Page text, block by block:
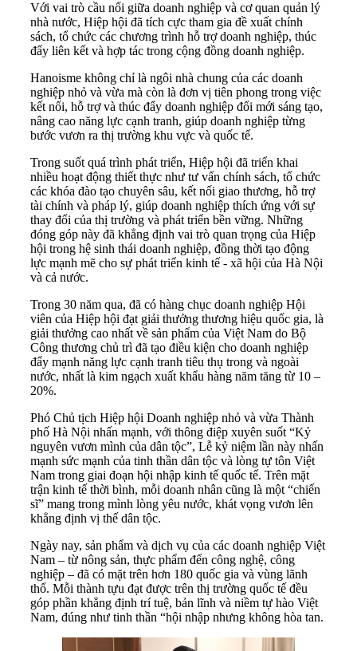
Với vai trò cầu nối giữa doanh nghiệp và cơ quan quản lý
nhà nước, Hiệp hội đã tích cực tham gia đề xuất chính
sách, tổ chức các chương trình hỗ trợ doanh nghiệp, thúc
đẩy liên kết và hợp tác trong cộng đồng doanh nghiệp.
Hanoisme không chỉ là ngôi nhà chung của các doanh
nghiệp nhỏ và vừa mà còn là đơn vị tiên phong trong việc
kết nối, hỗ trợ và thúc đẩy doanh nghiệp đổi mới sáng tạo,
nâng cao năng lực cạnh tranh, giúp doanh nghiệp từng
bước vươn ra thị trường khu vực và quốc tế.
Trong suốt quá trình phát triển, Hiệp hội đã triển khai
nhiều hoạt động thiết thực như tư vấn chính sách, tổ chức
các khóa đào tạo chuyên sâu, kết nối giao thương, hỗ trợ
tài chính và pháp lý, giúp doanh nghiệp thích ứng với sự
thay đổi của thị trường và phát triển bền vững. Những
đóng góp này đã khẳng định vai trò quan trọng của Hiệp
hội trong hệ sinh thái doanh nghiệp, đồng thời tạo động
lực mạnh mẽ cho sự phát triển kinh tế - xã hội của Hà Nội
và cả nước.
Trong 30 năm qua, đã có hàng chục doanh nghiệp Hội
viên của Hiệp hội đạt giải thưởng thương hiệu quốc gia, là
giải thưởng cao nhất về sản phẩm của Việt Nam do Bộ
Công thương chủ trì đã tạo điều kiện cho doanh nghiệp
đẩy mạnh năng lực cạnh tranh tiêu thụ trong và ngoài
nước, nhất là kim ngạch xuất khẩu hàng năm tăng từ 10 –
20%.
Phó Chủ tịch Hiệp hội Doanh nghiệp nhỏ và vừa Thành
phố Hà Nội nhấn mạnh, với thông điệp xuyên suốt “Kỷ
nguyên vươn mình của dân tộc”, Lễ kỷ niệm lần này nhấn
mạnh sức mạnh của tinh thần dân tộc và lòng tự tôn Việt
Nam trong giai đoạn hội nhập kinh tế quốc tế. Trên mặt
trận kinh tế thời bình, mỗi doanh nhân cũng là một “chiến
sĩ” mang trong mình lòng yêu nước, khát vọng vươn lên
khẳng định vị thế dân tộc.
Ngày nay, sản phẩm và dịch vụ của các doanh nghiệp Việt
Nam – từ nông sản, thực phẩm đến công nghệ, công
nghiệp – đã có mặt trên hơn 180 quốc gia và vùng lãnh
thổ. Mỗi thành tựu đạt được trên thị trường quốc tế đều
góp phần khẳng định trí tuệ, bản lĩnh và niềm tự hào Việt
Nam, đúng như tinh thần “hội nhập nhưng không hòa tan.